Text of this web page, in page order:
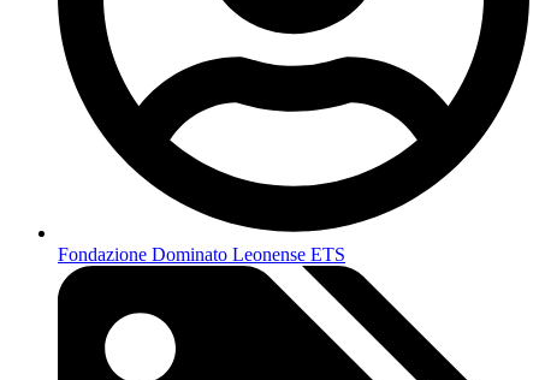
Fondazione Dominato Leonense ETS